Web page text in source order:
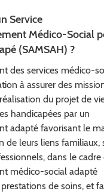
Service
Médico-Social
(SAMSAH) ?
des services médico-
à assurer des
du projet de
handicapées par un
adapté favorisant le
de leurs liens familiaux,
dans le cadre
médico-social adapté
de soins, et